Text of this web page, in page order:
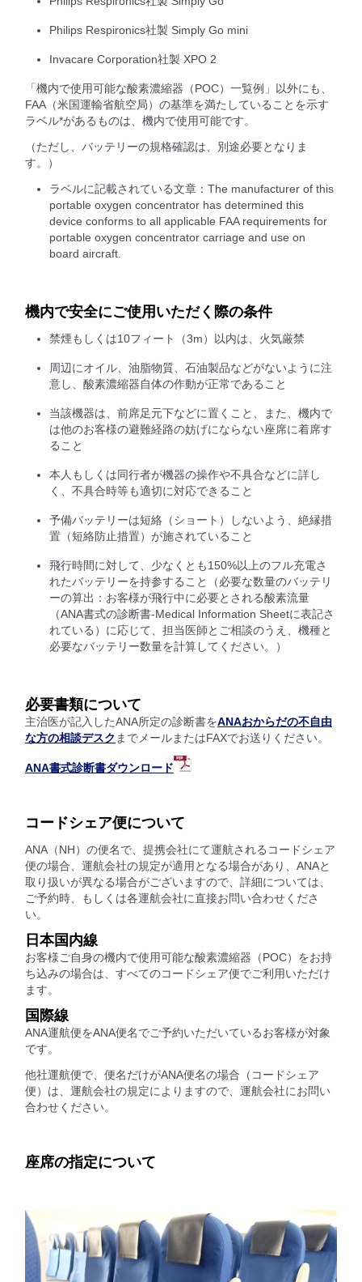
Philips Respironics社製 Simply Go mini
Invacare Corporation社製 XPO 2
「機内で使用可能な酸素濃縮器（POC）一覧例」以外にも、
FAA（米国運輸省航空局）の基準を満たしていることを示す
ラベル*があるものは、機内で使用可能です。
（ただし、バッテリーの規格確認は、別途必要となりま
す。）
ラベルに記載されている文章：The manufacturer of this
portable oxygen concentrator has determined this
device conforms to all applicable FAA requirements for
portable oxygen concentrator carriage and use on
board aircraft.
機内で安全にご使用いただく際の条件
禁煙もしくは10フィート（3m）以内は、火気厳禁
周辺にオイル、油脂物質、石油製品などがないように注
意し、酸素濃縮器自体の作動が正常であること
当該機器は、前席足元下などに置くこと、また、機内で
は他のお客様の避難経路の妨げにならない座席に着席す
ること
本人もしくは同行者が機器の操作や不具合などに詳し
く、不具合時等も適切に対応できること
予備バッテリーは短絡（ショート）しないよう、絶縁措
置（短絡防止措置）が施されていること
飛行時間に対して、少なくとも150%以上のフル充電さ
れたバッテリーを持参すること（必要な数量のバッテリ
ーの算出：お客様が飛行中に必要とされる酸素流量
（ANA書式の診断書-Medical Information Sheetに表記さ
れている）に応じて、担当医師とご相談のうえ、機種と
必要なバッテリー数量を計算してください。）
必要書類について
主治医が記入したANA所定の診断書をANAおからだの不自由
な方の相談デスク までメールまたはFAXでお送りください。
ANA書式診断書ダウンロード
コードシェア便について
ANA（NH）の便名で、提携会社にて運航されるコードシェア
便の場合、運航会社の規定が適用となる場合があり、ANAと
取り扱いが異なる場合がございますので、詳細については、
ご予約時、もしくは各運航会社に直接お問い合わせくださ
い。
日本国内線
お客様ご自身の機内で使用可能な酸素濃縮器（POC）をお持
ち込みの場合は、すべてのコードシェア便でご利用いただけ
ます。
国際線
ANA運航便をANA便名でご予約いただいているお客様が対象
です。
他社運航便で、便名だけがANA便名の場合（コードシェア
便）は、運航会社の規定によりますので、運航会社にお問い
合わせください。
座席の指定について